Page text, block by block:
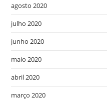
agosto 2020
julho 2020
junho 2020
maio 2020
abril 2020
março 2020